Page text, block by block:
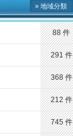
» 地域分類
88 件
291 件
368 件
212 件
745 件